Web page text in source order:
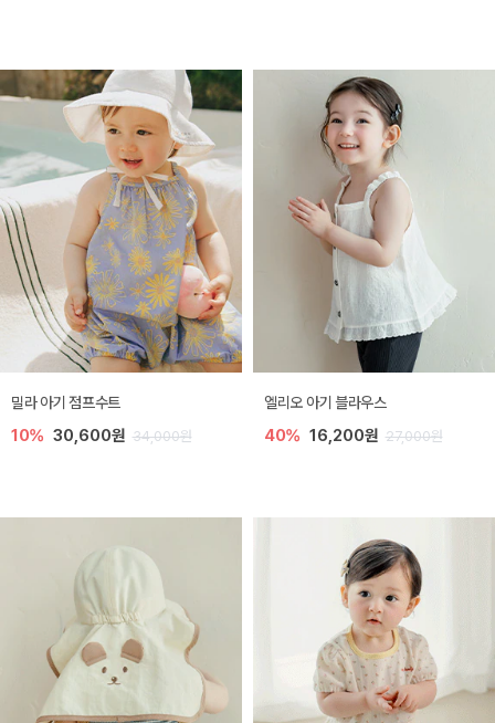
밀라 아기 점프수트
10% 30,600원 34,000원
엘리오 아기 블라우스
40% 16,200원 27,000원